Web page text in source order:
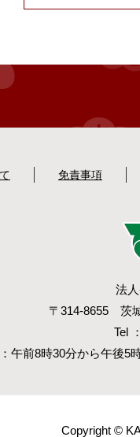
免責事項
法
〒314-8655 茨
Tel
午前8時30分から午後5
Copyright ©